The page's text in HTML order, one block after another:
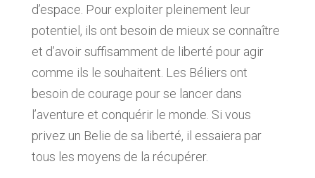
d’espace. Pour exploiter pleinement leur
potentiel, ils ont besoin de mieux se connaître
et d’avoir suffisamment de liberté pour agir
comme ils le souhaitent. Les Béliers ont
besoin de courage pour se lancer dans
l’aventure et conquérir le monde. Si vous
privez un Belie de sa liberté, il essaiera par
tous les moyens de la récupérer.